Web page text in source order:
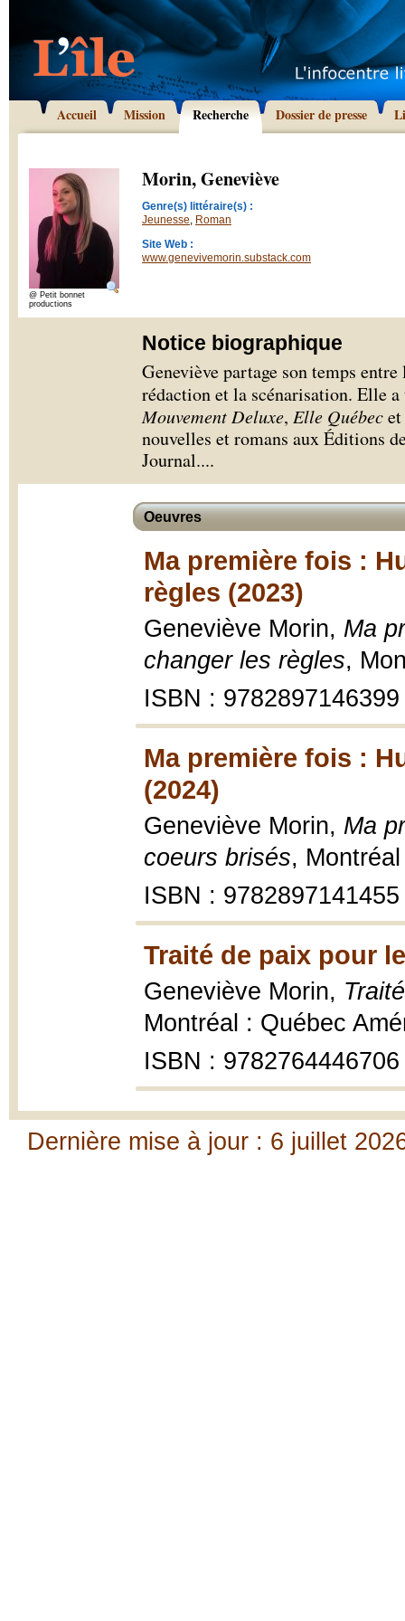
Accueil Mission Recherche Dossier de presse
@ Petit bonnet
productions
Morin, Geneviève
Genre(s) littéraire(s) :
Jeunesse, Roman
Site Web :
www.genevivemorin.substack.com
Notice biographique
Geneviève partage son temps
rédaction et la scénarisation. Elle
Mouvement Deluxe, Elle Québec
nouvelles et romans aux Éditions
Journal....
Oeuvres
Ma première fois :
règles (2023)
Geneviève Morin, Ma
changer les règles,
ISBN : 9782897146399
Ma première fois :
(2024)
Geneviève Morin, Ma
coeurs brisés,
ISBN : 9782897141455
Traité de paix pour
Geneviève Morin,
Montréal : Québec
ISBN : 9782764446706
Dernière mise à jour : 6 juillet